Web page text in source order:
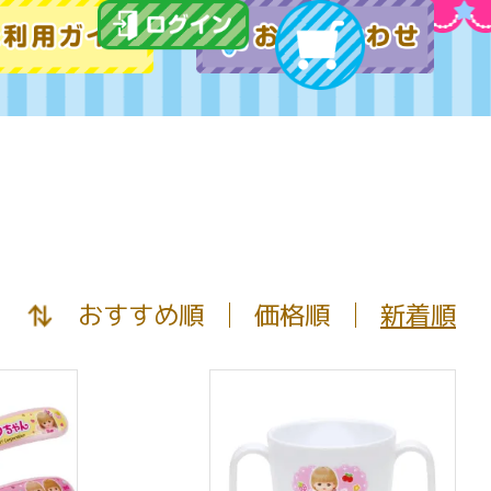
おすすめ順 価格順 新着順